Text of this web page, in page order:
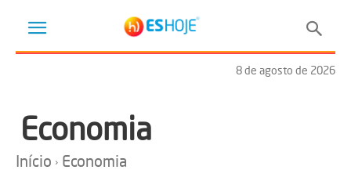
8 de agosto de 2026
Economia
Início Economia